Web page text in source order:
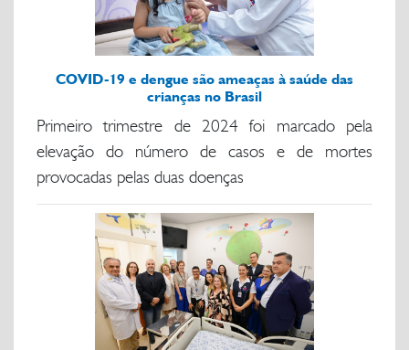
COVID-19 e dengue são ameaças à saúde das
crianças no Brasil
Primeiro trimestre de 2024 foi marcado pela
elevação do número de casos e de mortes
provocadas pelas duas doenças